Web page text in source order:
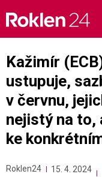
content
Kažimír
ustupuje,
v červnu,
nejistý na to,
ke
Roklen24 15. 4. 2024